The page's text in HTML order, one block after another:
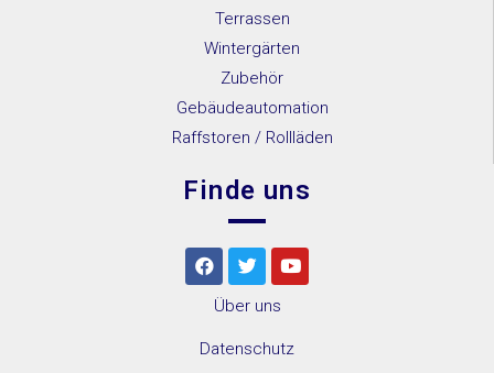
Terrassen
Wintergärten
Zubehör
Gebäudeautomation
Raffstoren / Rollläden
Finde uns
Über uns
Datenschutz